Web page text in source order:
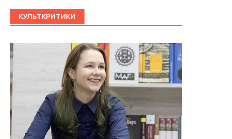
КУЛЬТКРИТИКИ